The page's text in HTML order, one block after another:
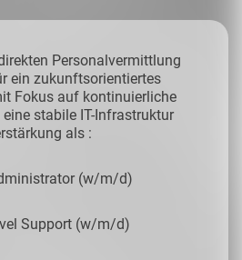
Personalvermittlung
ein zukunftsorientiertes
Fokus auf kontinuierliche
stabile IT-Infrastruktur
als :
(w/m/d)
Support (w/m/d)